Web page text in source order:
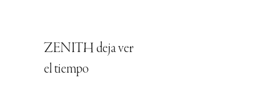
ZENITH deja ver
el tiempo